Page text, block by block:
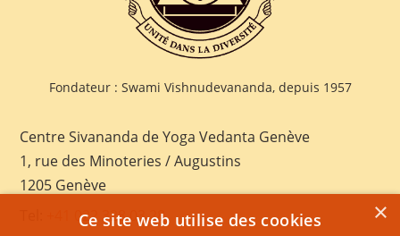
Fondateur : Swami Vishnudevananda, depuis 1957
Centre Sivananda de Yoga Vedanta Genève
1, rue des Minoteries / Augustins
1205 Genève
+41 022 328 03 28 ×
Ce site web utilise des cookies